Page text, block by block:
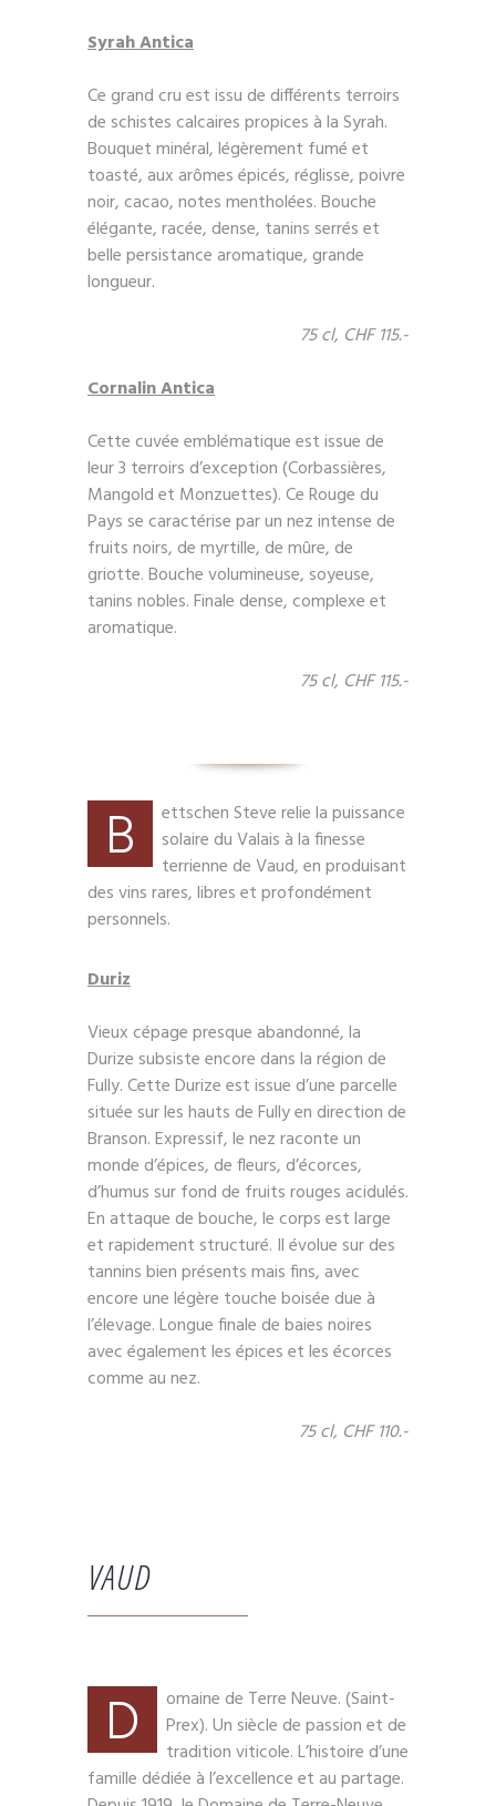
Syrah Antica
Ce grand cru est issu de différents terroirs
de schistes calcaires propices à la Syrah.
Bouquet minéral, légèrement fumé et
toasté, aux arômes épicés, réglisse, poivre
noir, cacao, notes mentholées. Bouche
élégante, racée, dense, tanins serrés et
belle persistance aromatique, grande
longueur.
75 cl, CHF 115.-
Cornalin Antica
Cette cuvée emblématique est issue de
leur 3 terroirs d’exception (Corbassières,
Mangold et Monzuettes). Ce Rouge du
Pays se caractérise par un nez intense de
fruits noirs, de myrtille, de mûre, de
griotte. Bouche volumineuse, soyeuse,
tanins nobles. Finale dense, complexe et
aromatique.
75 cl, CHF 115.-
B
ettschen Steve relie la puissance
solaire du Valais à la finesse
terrienne de Vaud, en produisant
des vins rares, libres et profondément
personnels.
Duriz
Vieux cépage presque abandonné, la
Durize subsiste encore dans la région de
Fully. Cette Durize est issue d’une parcelle
située sur les hauts de Fully en direction de
Branson. Expressif, le nez raconte un
monde d’épices, de fleurs, d’écorces,
d’humus sur fond de fruits rouges acidulés.
En attaque de bouche, le corps est large
et rapidement structuré. Il évolue sur des
tannins bien présents mais fins, avec
encore une légère touche boisée due à
l’élevage. Longue finale de baies noires
avec également les épices et les écorces
comme au nez.
75 cl, CHF 110.-
VAUD
D
omaine de Terre Neuve. (Saint-
Prex). Un siècle de passion et de
tradition viticole. L’histoire d’une
famille dédiée à l’excellence et au partage.